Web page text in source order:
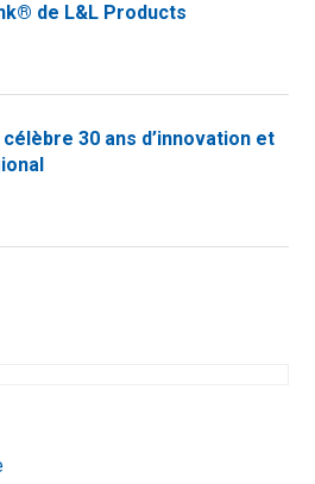
de L&L Products
30 ans d’innovation et